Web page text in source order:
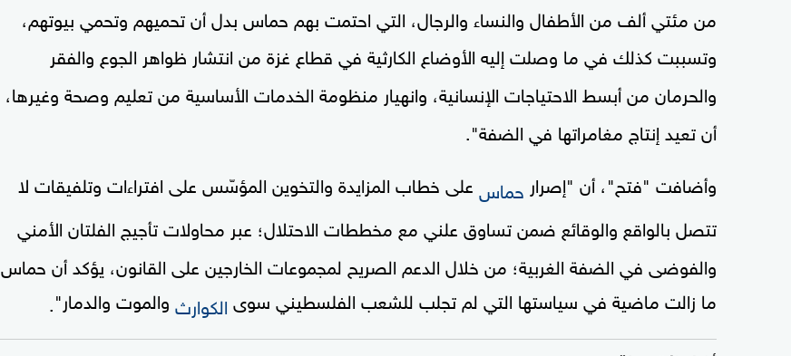
من مئتي ألف من الأطفال والنساء والرجال، التي احتمت بهم حماس بدل أن تحميهم وتحمي بيوتهم،
وتسببت كذلك في ما وصلت إليه الأوضاع الكارثية في قطاع غزة من انتشار ظواهر الجوع والفقر
والحرمان من أبسط الاحتياجات الإنسانية، وانهيار منظومة الخدمات الأساسية من تعليم وصحة وغيرها،
أن تعيد إنتاج مغامراتها في الضفة".
وأضافت "فتح"، أن "إصرار حماس على خطاب المزايدة والتخوين المؤسّس على افتراءات وتلفيقات لا
تتصل بالواقع والوقائع ضمن تساوق علني مع مخططات الاحتلال؛ عبر محاولات تأجيج الفلتان الأمني
والفوضى في الضفة الغربية؛ من خلال الدعم الصريح لمجموعات الخارجين على القانون، يؤكد أن حماس
ما زالت ماضية في سياستها التي لم تجلب للشعب الفلسطيني سوى الكوارث والموت والدمار".